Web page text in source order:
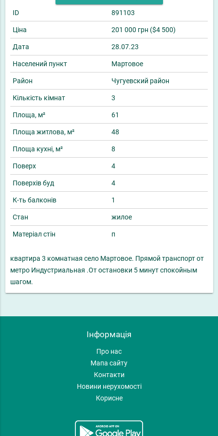
ID 891103
Ціна 201 000 грн ($4 500)
Дата 28.07.23
Населений пункт Мартовое
Район Чугуевский район
Кількість кімнат 3
Площа, м² 61
Площа житлова, м² 48
Площа кухні, м² 8
Поверх 4
Поверхів буд 4
К-ть балконів 1
Стан жилое
Матеріал стін п
квартира 3 комнатная село Мартовое. Прямой транспорт от
метро Индустриальная .От остановки 5 минут спокойным
шагом.
Інформація
Про нас
Мапа сайту
Контакти
Новини нерухомості
Корисне